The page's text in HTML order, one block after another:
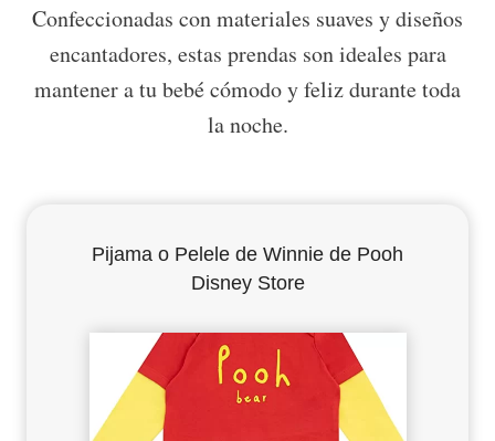
Confeccionadas con materiales suaves y diseños
encantadores, estas prendas son ideales para
mantener a tu bebé cómodo y feliz durante toda
la noche.
Pijama o Pelele de Winnie de Pooh
Disney Store